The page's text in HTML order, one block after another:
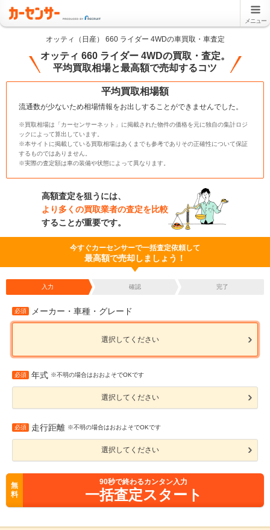
メニュー
オッティ（日産） 660 ライダー 4WDの車買取・車査定
オッティ 660 ライダー 4WDの買取・査定。
平均買取相場と最高額で売却するコツ
平均買取相場額
流通数が少ないため相場情報をお出しすることができませんでした。
※買取相場は「カーセンサーネット」に掲載された物件の価格を元に独自の集計ロジ
ックによって算出しています。
※本サイトに掲載している買取相場はあくまでも参考でありその正確性について保証
するものではありません。
※実際の査定額は車の装備や状態によって異なります。
高額査定を狙うには、
より多くの買取業者の査定を比較
することが重要です。
今すぐカーセンサーで一括査定依頼して
最高額で売却しましょう！
入力 確認 完了
必須 メーカー・車種・グレード
選択してください
必須 年式 ※不明の場合はおおよそでOKです
選択してください
必須 走行距離 ※不明の場合はおおよそでOKです
選択してください
無
料
90秒で終わるカンタン入力
一括査定スタート